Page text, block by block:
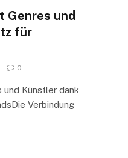
Genres und
für
0
Künstler dank
Verbindung